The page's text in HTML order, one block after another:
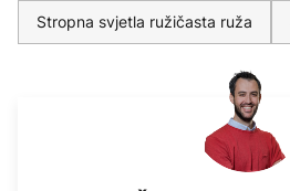
Stropna svjetla ružičasta ruža